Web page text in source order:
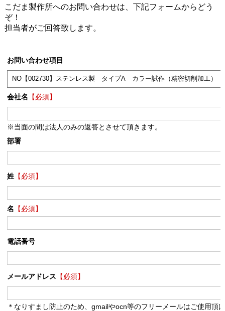
こだま製作所へのお問い合わせは、下記フォームからどう
ぞ！
担当者がご回答致します。
お問い合わせ項目
会社名 【必須】
※当面の間は法人のみの返答とさせて頂きます。
部署
姓【必須】
名 【必須】
電話番号
メールアドレス 【必須】
＊なりすまし防止のため、gmailやocn等のフリーメールはご使用頂